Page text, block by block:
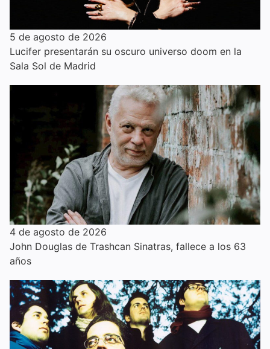
5 de agosto de 2026
Lucifer presentarán su oscuro universo doom en la
Sala Sol de Madrid
4 de agosto de 2026
John Douglas de Trashcan Sinatras, fallece a los 63
años